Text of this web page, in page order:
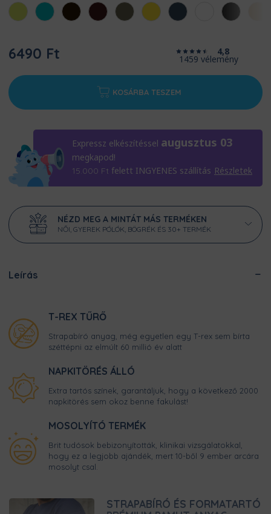
6490 Ft 4,8
1459 vélemény
KOSÁRBA TESZEM
Expressz elkészítéssel augusztus 03
megkapod!
15.000 Ft felett INGYENES szállítás Részletek
NÉZD MEG A MINTÁT MÁS TERMÉKEN
NŐI, GYEREK PÓLÓK, BÖGRÉK ÉS 30+ TERMÉK
Leírás
T-REX TŰRŐ
Strapabíró anyag, még egyetlen egy T-rex sem bírta
széttépni az elmúlt 60 millió év alatt
NAPKITÖRÉS ÁLLÓ
Extra tartós színek, garantáljuk, hogy a következő 2000
napkitörés sem okoz benne fakulást!
MOSOLYÍTÓ TERMÉK
Brit tudósok bebizonyították, klinikai vizsgálatokkal,
hogy ez a legjobb ajándék, mert 10-ből 9 ember arcára
mosolyt csal.
STRAPABÍRÓ ÉS FORMATARTÓ